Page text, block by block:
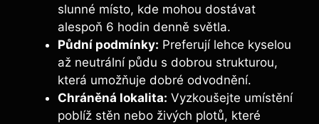
slunné místo, kde mohou dostávat
alespoň 6 hodin denně světla.
Půdní podmínky: Preferují lehce kyselou
až neutrální půdu s dobrou strukturou,
která umožňuje dobré odvodnění.
Chráněná lokalita: Vyzkoušejte umístění
poblíž stěn nebo živých plotů, které